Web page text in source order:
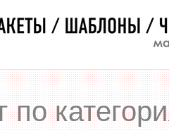
по